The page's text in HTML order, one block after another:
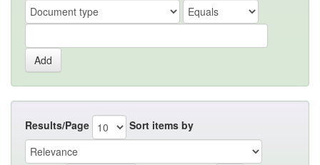
Results/Page Sort items by